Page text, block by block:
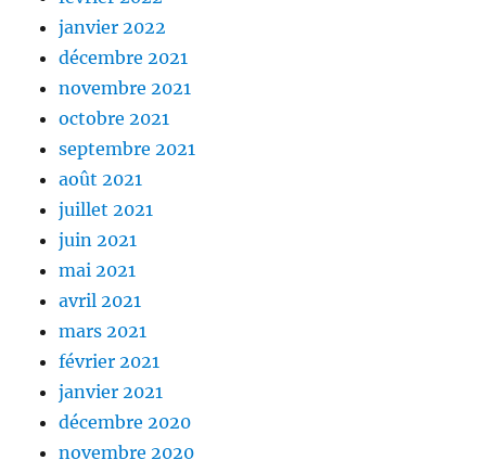
janvier 2022
décembre 2021
novembre 2021
octobre 2021
septembre 2021
août 2021
juillet 2021
juin 2021
mai 2021
avril 2021
mars 2021
février 2021
janvier 2021
décembre 2020
novembre 2020